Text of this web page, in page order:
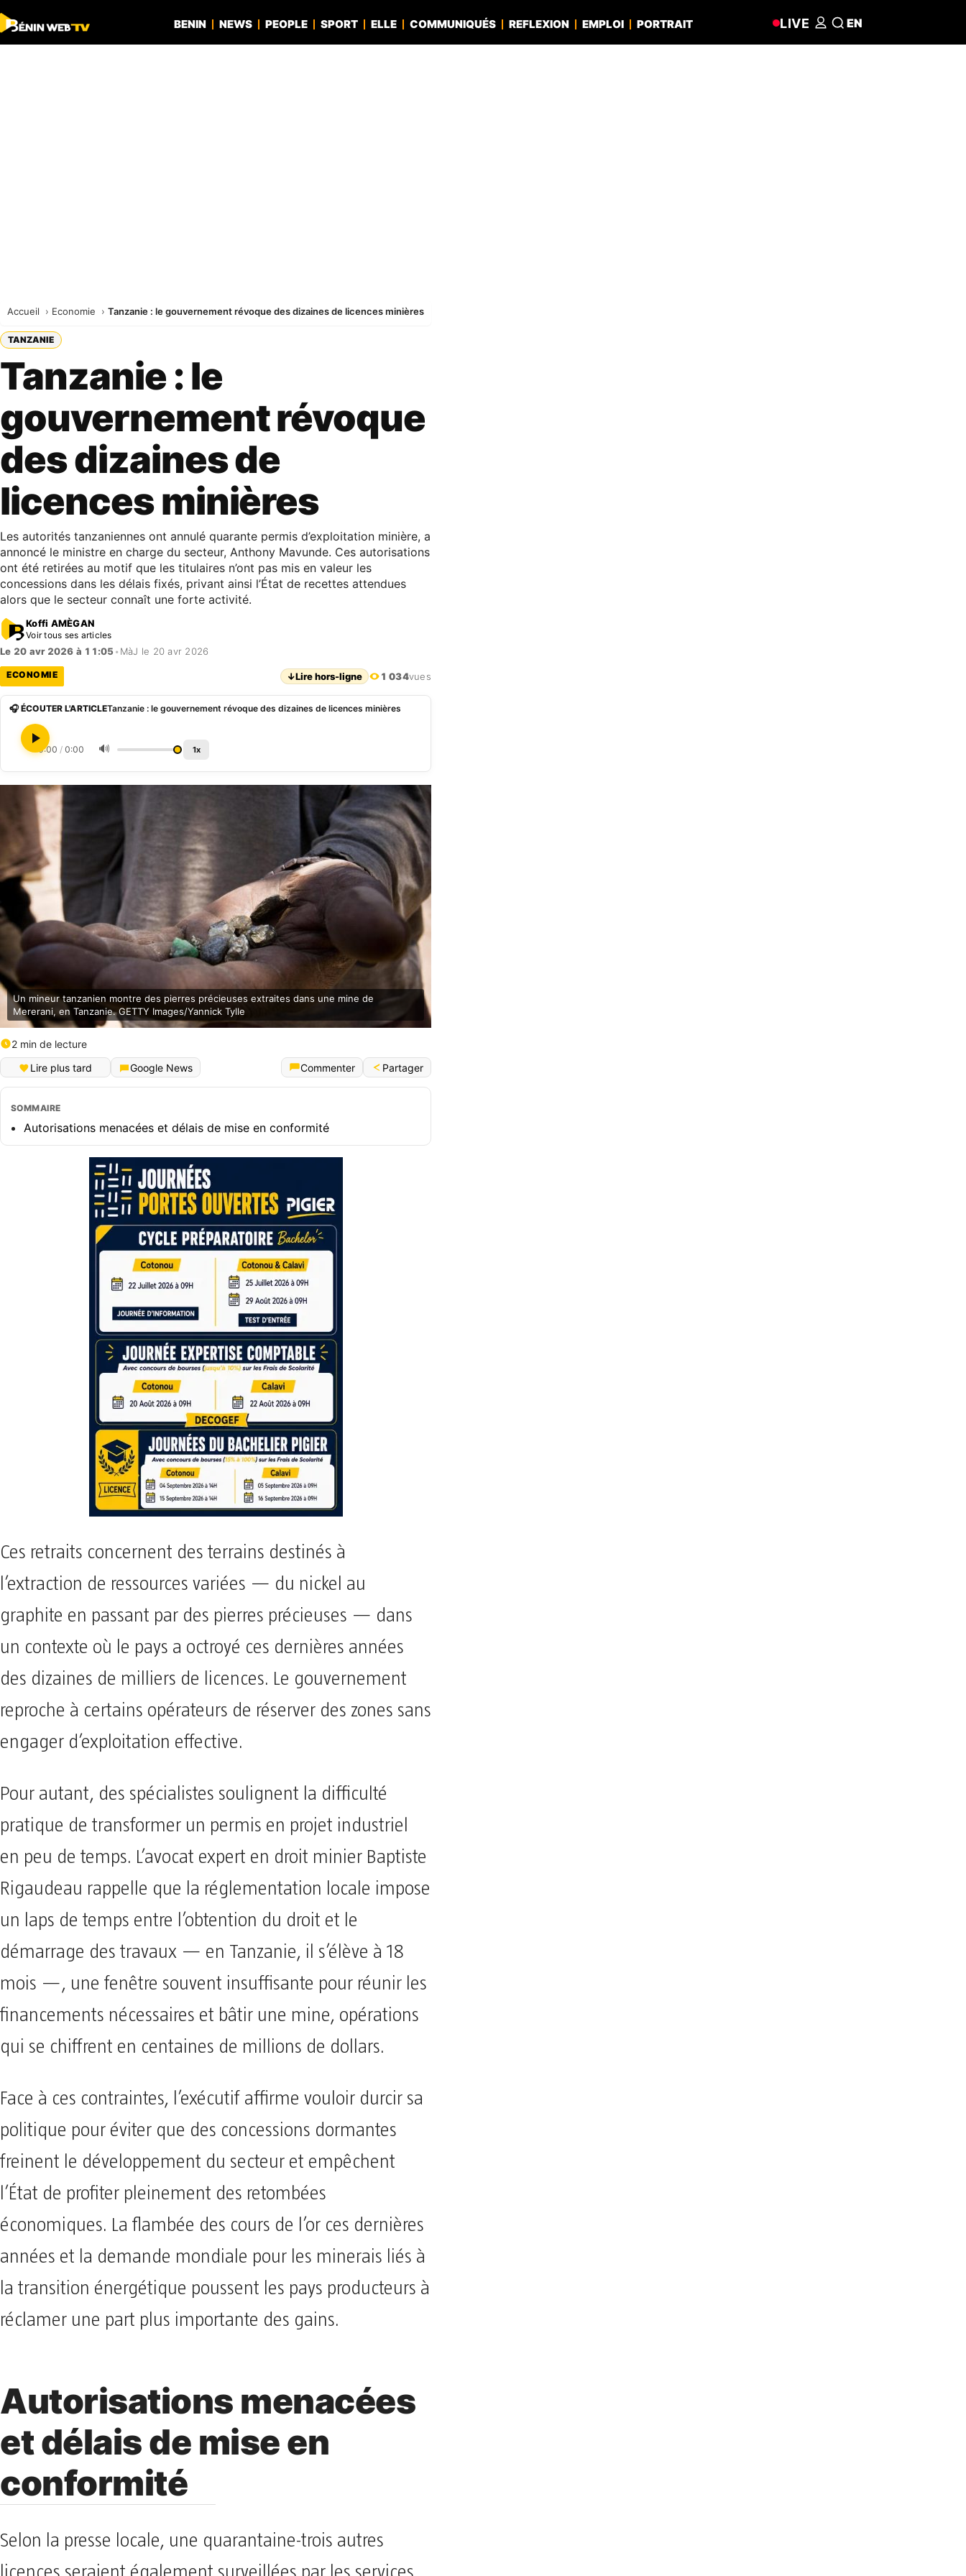
BENIN NEWS PEOPLE SPORT ELLE COMMUNIQUÉS REFLEXION EMPLOI PORTRAIT LIVE EN
Accueil Economie Tanzanie : le gouvernement révoque des dizaines de licences minières
TANZANIE
Tanzanie : le
gouvernement révoque
des dizaines de
licences minières
Les autorités tanzaniennes ont annulé quarante permis d’exploitation minière, a
annoncé le ministre en charge du secteur, Anthony Mavunde. Ces autorisations
ont été retirées au motif que les titulaires n’ont pas mis en valeur les
concessions dans les délais fixés, privant ainsi l’État de recettes attendues
alors que le secteur connaît une forte activité.
Koffi AMÈGAN
Voir tous ses articles
Le 20 avr 2026 à 11:05 • MàJ le 20 avr 2026
ECONOMIE ↓Lire hors-ligne 1 034vues
🎧 ÉCOUTER L'ARTICLETanzanie : le gouvernement révoque des dizaines de licences minières
0:00 / 0:00 🔊 1x
Un mineur tanzanien montre des pierres précieuses extraites dans une mine de
Mererani, en Tanzanie. GETTY Images/Yannick Tylle
2 min de lecture
Lire plus tard
Google News Commenter Partager
SOMMAIRE
Autorisations menacées et délais de mise en conformité
Ces retraits concernent des terrains destinés à
l’extraction de ressources variées — du nickel au
graphite en passant par des pierres précieuses — dans
un contexte où le pays a octroyé ces dernières années
des dizaines de milliers de licences. Le gouvernement
reproche à certains opérateurs de réserver des zones sans
engager d’exploitation effective.
Pour autant, des spécialistes soulignent la difficulté
pratique de transformer un permis en projet industriel
en peu de temps. L’avocat expert en droit minier Baptiste
Rigaudeau rappelle que la réglementation locale impose
un laps de temps entre l’obtention du droit et le
démarrage des travaux — en Tanzanie, il s’élève à 18
mois —, une fenêtre souvent insuffisante pour réunir les
financements nécessaires et bâtir une mine, opérations
qui se chiffrent en centaines de millions de dollars.
Face à ces contraintes, l’exécutif affirme vouloir durcir sa
politique pour éviter que des concessions dormantes
freinent le développement du secteur et empêchent
l’État de profiter pleinement des retombées
économiques. La flambée des cours de l’or ces dernières
années et la demande mondiale pour les minerais liés à
la transition énergétique poussent les pays producteurs à
réclamer une part plus importante des gains.
Autorisations menacées
et délais de mise en
conformité
Selon la presse locale, une quarantaine-trois autres